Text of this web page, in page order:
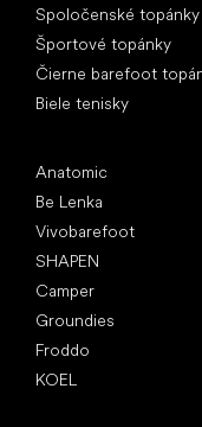
Spoločenské topánky
Športové topánky
Čierne barefoot
Biele tenisky
Anatomic
Be Lenka
Vivobarefoot
SHAPEN
Camper
Groundies
Froddo
KOEL